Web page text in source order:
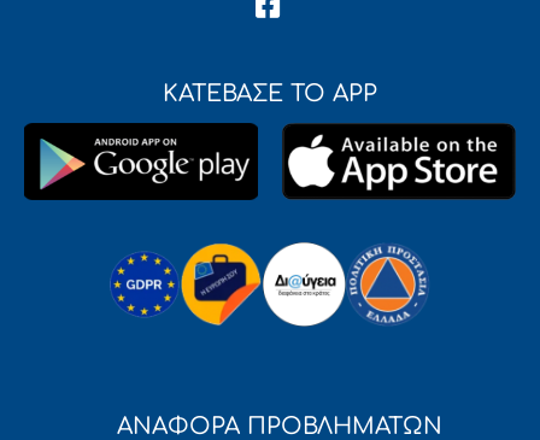
ΚΑΤΕΒΑΣΕ ΤΟ APP
ΑΝΑΦΟΡΑ ΠΡΟΒΛΗΜΑΤΩΝ